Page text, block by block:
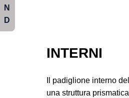
INTERNI
Il padiglione interno
una struttura
N
D